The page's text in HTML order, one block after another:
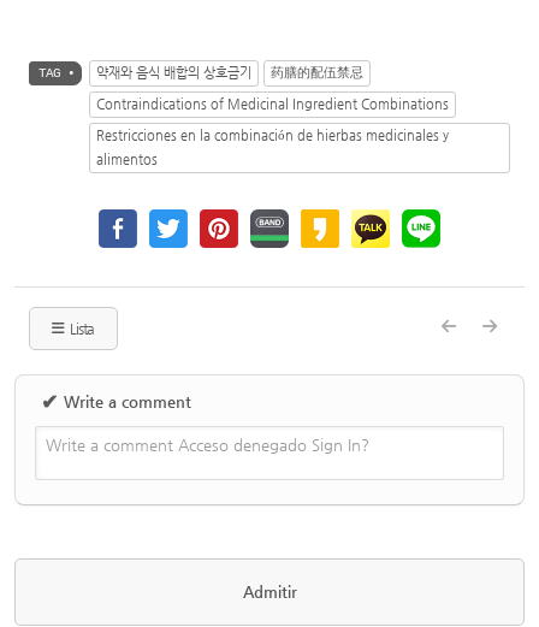
TAG • 약재와 음식 배합의 상호금기
药膳的配伍禁忌
Contraindications of Medicinal Ingredient Combinations
Restricciones en la combinación de hierbas medicinales y
alimentos
Lista
✔ Write a comment
Write a comment Acceso denegado Sign In?